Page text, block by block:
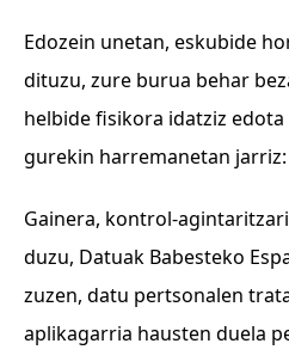
Edozein unetan, eskubide
dituzu, zure burua behar
helbide fisikora idatziz
gurekin harremanetan jarriz:
Gainera, kontrol-
duzu, Datuak Babesteko
zuzen, datu pertsonalen
aplikagarria hausten duela